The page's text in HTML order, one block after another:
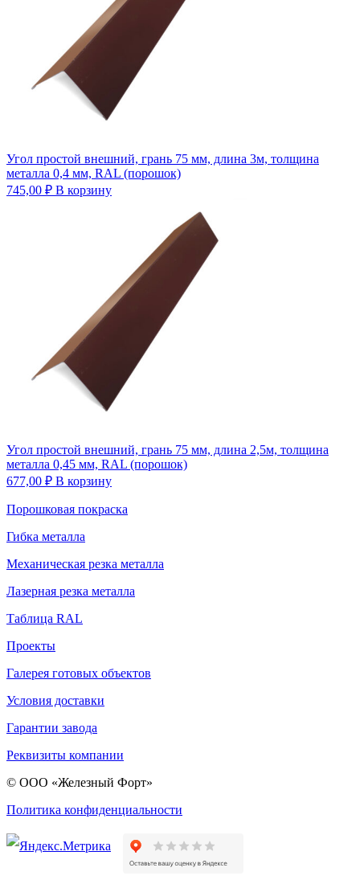
Угол простой внешний, грань 75 мм, длина 3м, толщина
металла 0,4 мм, RAL (порошок)
745,00 ₽ В корзину
Угол простой внешний, грань 75 мм, длина 2,5м, толщина
металла 0,45 мм, RAL (порошок)
677,00 ₽ В корзину
Порошковая покраска
Гибка металла
Механическая резка металла
Лазерная резка металла
Таблица RAL
Проекты
Галерея готовых объектов
Условия доставки
Гарантии завода
Реквизиты компании
© ООО «Железный Форт»
Политика конфиденциальности